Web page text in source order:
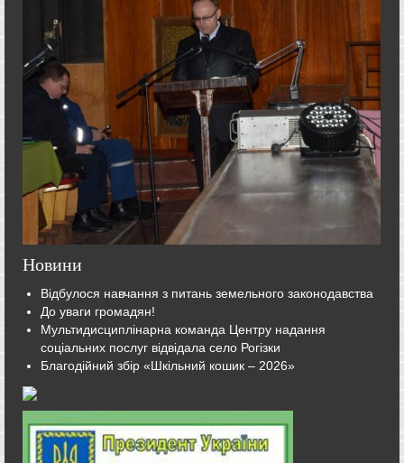
Новини
Відбулося навчання з питань земельного законодавства
До уваги громадян!
Мультидисциплінарна команда Центру надання
соціальних послуг відвідала село Рогізки
Благодійний збір «Шкільний кошик – 2026»